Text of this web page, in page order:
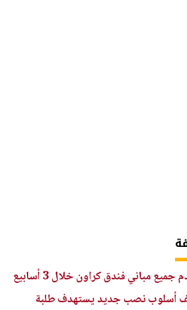
مباني فندق كراون خلال 3 أسابيع
أسلوب نصب جديد يستهدف طلبة